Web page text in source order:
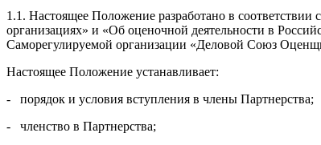
1.1. Настоящее Положение разработано в
организациях» и «Об оценочной деятельности в
Саморегулируемой организации «Деловой Союз
Настоящее Положение устанавливает:
- порядок и условия вступления в члены Партнерства;
- членство в Партнерства;